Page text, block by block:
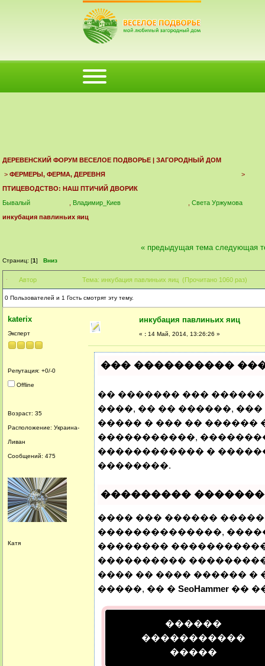
КАЛЕНДАРЬ ВОЙТИ РЕГИСТРАЦИЯ
ДЕРЕВЕНСКИЙ ФОРУМ ВЕСЕЛОЕ ПОДВОРЬЕ | ЗАГОРОДНЫЙ ДОМ
> ФЕРМЕРЫ, ФЕРМА, ДЕРЕВНЯ
>
ПТИЦЕВОДСТВО: НАШ ПТИЧИЙ ДВОРИК
Бывалый
Владимир_Киев
Света Уржумова
инкубация павлиньих яиц
Страниц: [1] Вниз
« предыдущая тема следующая
Автор Тема: инкубация павлиньих яиц (Прочитано 1060 раз)
0 Пользователей и 1 Гость смотрят эту тему.
katerix
Эксперт
Репутация: +0/-0
Offline
Возраст: 35
Расположение: Украина-
Ливан
Сообщений: 475
Катя
инкубация павлиньих яиц
« : 14 Май, 2014, 13:26:26 »
��� ����������
�� ������� ���
����, �� �� ������,
����� � ��� �� ������
�����������,
������������ �
��������.
���������
���� ��� ������
��������������,
��������
����������
���� �� ���� ������ �
�����, �� � SeoHammer ��
������
�����������
�����